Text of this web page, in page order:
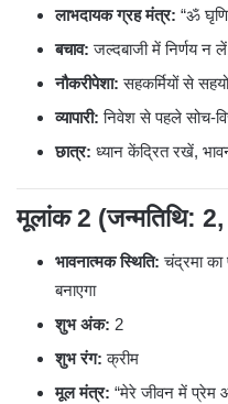
लाभदायक ग्रह मंत्र: “ॐ घृणि
बचाव: जल्दबाजी में निर्णय न
नौकरीपेशा: सहकर्मियों से
व्यापारी: निवेश से पहले सोच-
छात्र: ध्यान केंद्रित रखें,
मूलांक 2 (जन्मतिथि:
भावनात्मक स्थिति: चंद्रमा
बनाएगा
शुभ अंक: 2
शुभ रंग: क्रीम
मूल मंत्र: “मेरे जीवन में प्रेम